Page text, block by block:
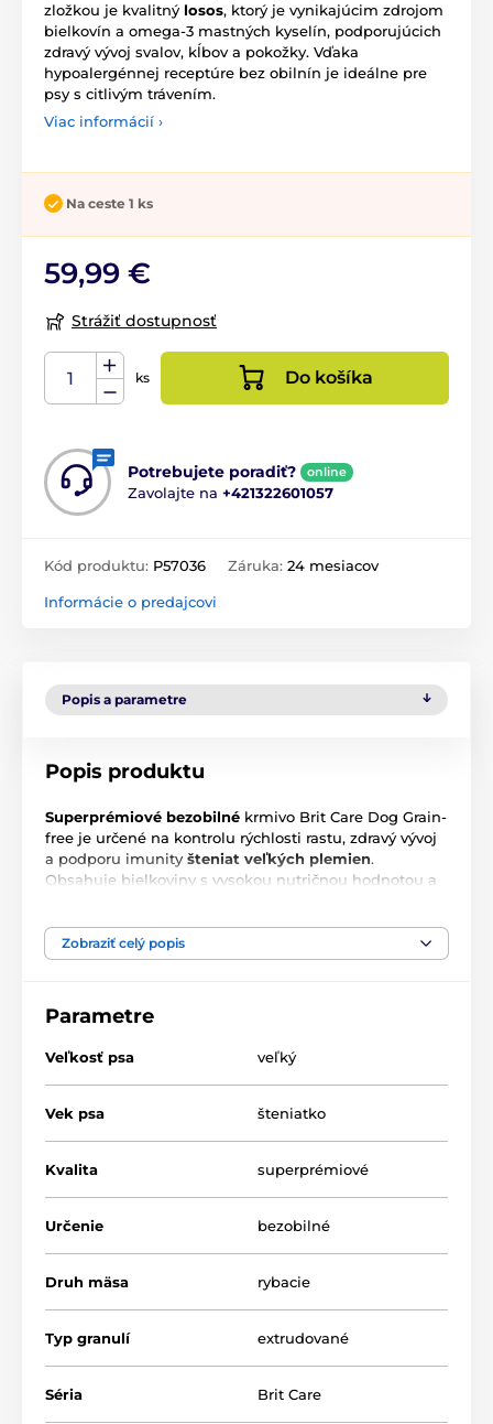
zložkou je kvalitný losos, ktorý je vynikajúcim zdrojom
bielkovín a omega-3 mastných kyselín, podporujúcich
zdravý vývoj svalov, kĺbov a pokožky. Vďaka
hypoalergénnej receptúre bez obilnín je ideálne pre
psy s citlivým trávením.
Viac informácií ›
Na ceste 1 ks
59,99 €
Strážiť dostupnosť
ks Do košíka
Potrebujete poradiť? online
Zavolajte na +421322601057
Kód produktu: P57036 Záruka: 24 mesiacov
Informácie o predajcovi
Popis a parametre
Popis produktu
Superprémiové bezobilné krmivo Brit Care Dog Grain-
free je určené na kontrolu rýchlosti rastu, zdravý vývoj
a podporu imunity šteniat veľkých plemien.
Obsahuje bielkoviny s vysokou nutričnou hodnotou a
zvieraťa.
Zobraziť celý popis
Parametre
Veľkosť psa veľký
Vek psa šteniatko
Kvalita superprémiové
Určenie bezobilné
Druh mäsa rybacie
Typ granulí extrudované
Séria Brit Care